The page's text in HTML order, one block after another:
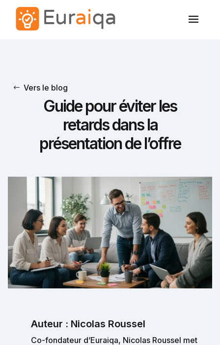
Vers le blog
Guide pour éviter les
retards dans la
présentation de l’offre
Auteur : Nicolas Roussel
Co-fondateur d’Euraiqa, Nicolas Roussel met